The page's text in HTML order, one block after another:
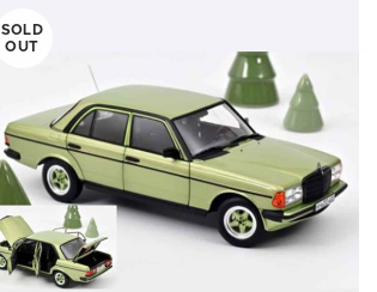
SOLD
OUT